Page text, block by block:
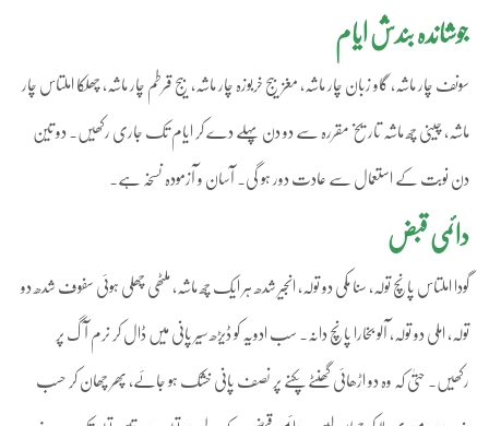
جوشاندہ بندش ایام
سونف چار ماشہ، گاو زبان چار ماشہ، مغز بیج خربوزہ چار ماشہ، بیج قرطم چار ماشہ، چھلکا املتاس چار
ماشہ، چینی چھ ماشہ تاریخ مقررہ سے دو دن پہلے دے کر ایام تک جاری رکھیں۔ دو تین
دن نوبت کے استعمال سے عادت دور ہو گی۔ آسان و آزمودہ نسخہ ہے۔
دائمی قبض
گودا املتاس پانچ تولہ، سنا مکی دو تولہ، انجیر شدھ ہر ایک چھ ماشہ، ملٹھی چھلی ہوئی سفوف شدھ دو
تولہ، املی دو تولہ، آلو بخارا پانچ دانہ۔ سب ادویہ کو ڈیڑھ سیر پانی میں ڈال کر نرم آگ پر
رکھیں۔ حتیٰ کہ وہ دو اڑھائی گھنٹے پکنے پر نصف پانی خشک ہو جائے، پھر چھان کر حسب